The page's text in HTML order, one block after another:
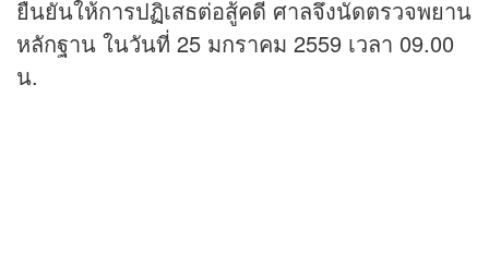
ยืนยันให้การปฏิเสธต่อสู้คดี ศาลจึงนัดตรวจพยาน
หลักฐาน ในวันที่ 25 มกราคม 2559 เวลา 09.00
น.